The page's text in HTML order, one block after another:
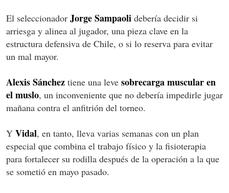
El seleccionador Jorge Sampaoli debería decidir si
arriesga y alinea al jugador, una pieza clave en la
estructura defensiva de Chile, o si lo reserva para evitar
un mal mayor.
Alexis Sánchez tiene una leve sobrecarga muscular en
el muslo, un inconveniente que no debería impedirle jugar
mañana contra el anfitrión del torneo.
Y Vidal, en tanto, lleva varias semanas con un plan
especial que combina el trabajo físico y la fisioterapia
para fortalecer su rodilla después de la operación a la que
se sometió en mayo pasado.